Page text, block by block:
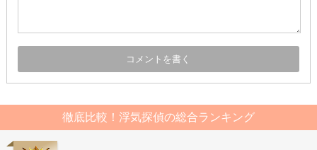
徹底比較！浮気探偵の総合ランキング